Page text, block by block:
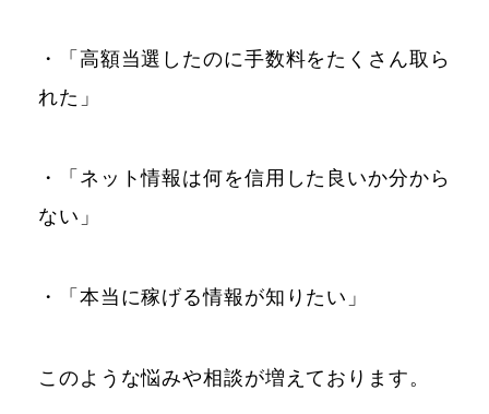
・「高額当選したのに手数料をたくさん取ら
れた」
・「ネット情報は何を信用した良いか分から
ない」
・「本当に稼げる情報が知りたい」
このような悩みや相談が増えております。